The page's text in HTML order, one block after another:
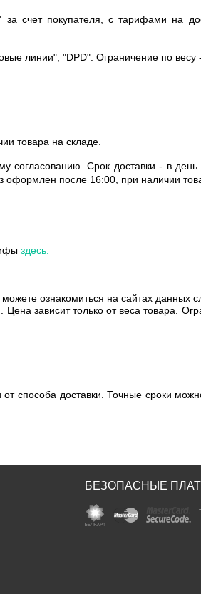
счет покупателя, с тарифами на
линии", "DPD" . Ограничение по весу
товара на складе.
Срок доставки - в день
после 16:00, при наличии
здесь.
ознакомиться на сайтах данных
зависит только от веса товара.
способа доставки. Точные сроки
БЕЗОПАСНЫЕ